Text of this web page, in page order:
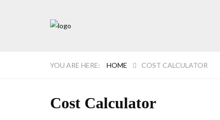
HOME COST CALCULATOR
Cost Calculator